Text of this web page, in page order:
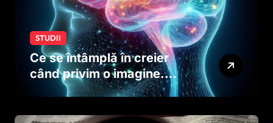
STUDII
Ce se întâmplă în creier
când privim o imagine.
Studiul care explică rolul